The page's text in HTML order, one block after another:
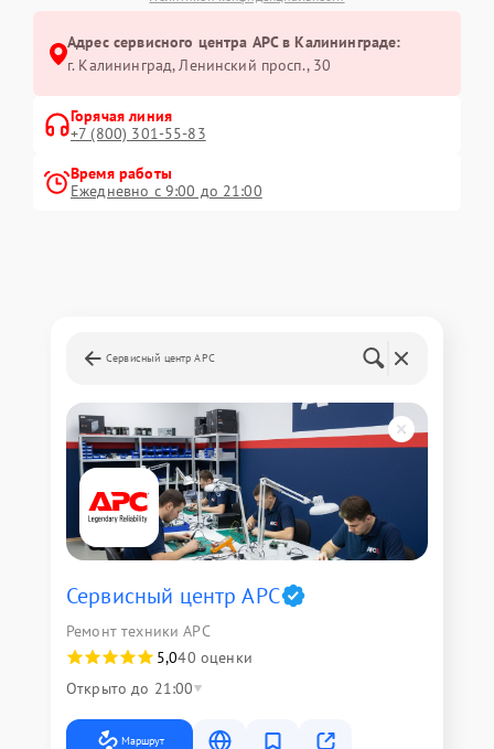
Адрес сервисного центра APC в Калининграде:
г. Калининград, Ленинский просп., 30
Горячая линия
+7 (800) 301-55-83
Время работы
Ежедневно с 9:00 до 21:00
Сервисный центр APC
Сервисный центр APC
Ремонт техники APC
5,040 оценки
Открыто до 21:00
Маршрут